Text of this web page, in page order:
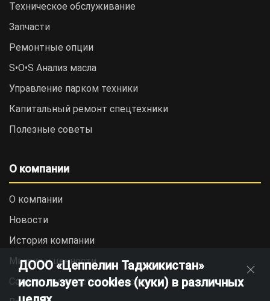
Техническое обслуживание
Запчасти
Ремонтные опции
S•O•S Анализ масла
Управление парком техники
Капитальный ремонт спецтехники
Полезные советы
О компании
О компании
Новости
История компании
Миссия и ценности
Социальная ответственность
ДООО «Цеппелин Таджикистан»
использует cookies (куки) в различных